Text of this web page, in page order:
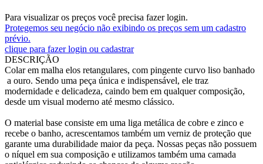
Para visualizar os preços você precisa fazer login.
Protegemos seu negócio não exibindo os preços sem um cadastro
prévio.
clique para fazer login ou cadastrar
DESCRIÇÃO
Colar em malha elos retangulares, com pingente curvo liso banhado
a ouro. Sendo uma peça única e indispensável, ele traz
modernidade e delicadeza, caindo bem em qualquer composição,
desde um visual moderno até mesmo clássico.
O material base consiste em uma liga metálica de cobre e zinco e
recebe o banho, acrescentamos também um verniz de proteção que
garante uma durabilidade maior da peça. Nossas peças não possuem
o níquel em sua composição e utilizamos também uma camada